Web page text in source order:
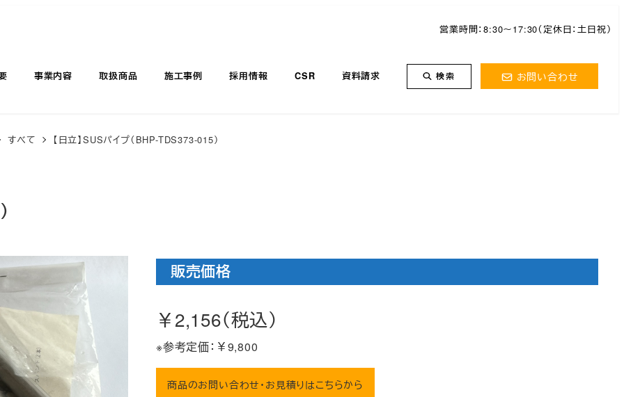
営業時間：8:30～17:30（定休日：土日祝）
事業内容 取扱商品 施工事例 採用情報 CSR 資料請求 検索 お問い合わせ
すべて 【日立】SUSパイプ（BHP-TDS373-015）
販売価格
￥2,156（税込）
※参考定価：￥9,800
商品のお問い合わせ・お見積りはこちらから